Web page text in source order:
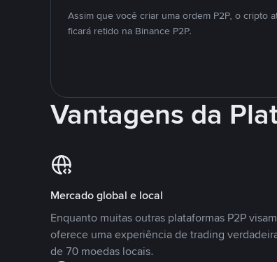
Assim que você criar uma ordem P2P, o cripto
ficará retido na Binance P2P.
Vantagens da
Mercado global e local
Enquanto muitas outras plataformas P2P
oferece uma experiência de trading
de 70 moedas locais.